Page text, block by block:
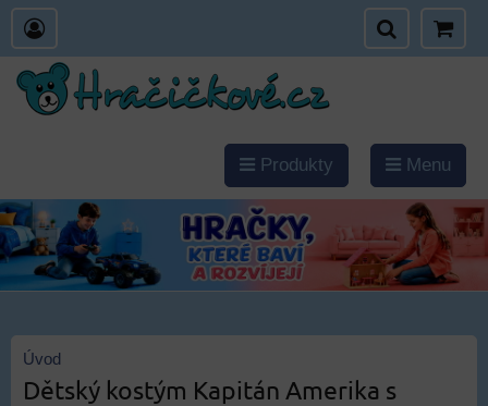
Produkty Menu
Úvod
Dětský kostým Kapitán Amerika s